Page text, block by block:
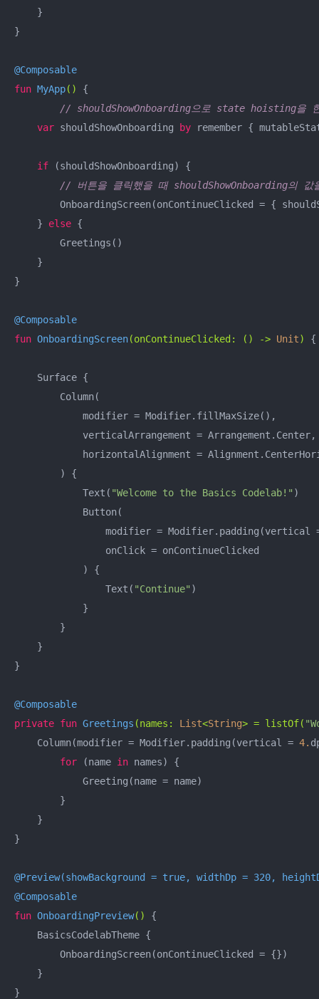
    }
}
@Composable
fun MyApp()
{
// shouldShowOnboarding으로 state hoisting을
var shouldShowOnboarding by remember {
if (shouldShowOnboarding) {
// 버튼을 클릭했을 때 shouldShowOnboarding의
OnboardingScreen(onContinueClicked = {
    }
else {
        Greetings()
    }
}
@Composable
fun OnboardingScreen(onContinueClicked: () -> Unit) {
    Surface {
        Column(
            modifier = Modifier.fillMaxSize(),
            verticalArrangement = Arrangement.Center,
horizontalAlignment =
        ) {
            Text(
"Welcome to the Basics Codelab!" )
            Button(
modifier = Modifier.padding(vertical
                onClick = onContinueClicked
            ) {
                Text(
"Continue" )
            }
        }
    }
}
@Composable
private fun Greetings (names: List<String> = listOf(
    Column(modifier = Modifier.padding(vertical =
4.
for (name in names) {
            Greeting(name = name)
        }
    }
}
@Preview(showBackground = true, widthDp = 320,
@Composable
fun OnboardingPreview()
{
    BasicsCodelabTheme {
        OnboardingScreen(onContinueClicked = {})
    }
}